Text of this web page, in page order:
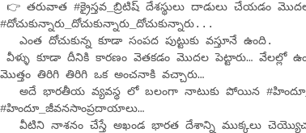
👉 తరువాత #క్రైస్తవ_బ్రిటిష్ దేశస్థులు దాడులు చేయడం
#దోచుకున్నారు_దోచుకున్నారు_దోచుకున్నారు...
ఎంత దోచుకున్న కూడా సంపద పుట్టుకు వస్తూనే ఉంది.
వీళ్ళు కూడా దీనికి కారణం వెతకడం మొదల పెట్టారు…
మొత్తం తిరిగి తిరిగి ఒక అంచనాకి వచ్చారు…
అదే భారతీయ వ్యవస్థ లో బలంగా నాటుకు పోయిన
#హిందూ_జీవనసాంప్రదాయాలు…
వీటిని నాశనం చేస్తే అఖండ భారత దేశాన్ని ముక్కలు